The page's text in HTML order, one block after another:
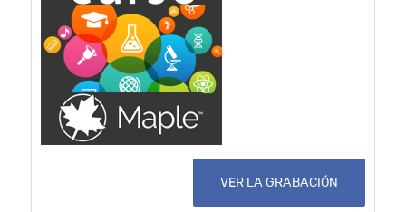
VER LA GRABACIÓN